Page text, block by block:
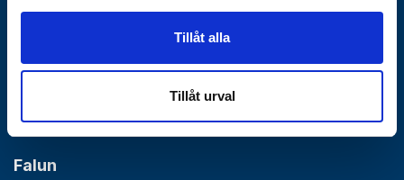
Tillåt alla
Tillåt urval
VD-krönika
Falun